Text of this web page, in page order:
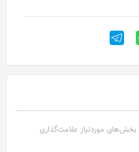
بخش‌های موردنیاز علامت‌گذاری